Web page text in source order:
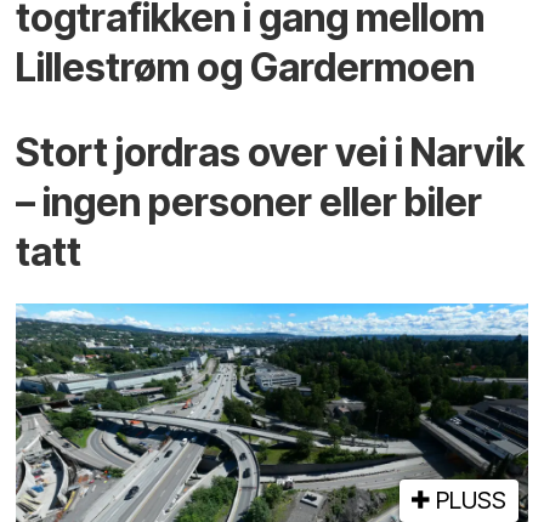
togtrafikken i gang mellom
Lillestrøm og Gardermoen
Stort jordras over vei i Narvik
– ingen personer eller biler
tatt
PLUSS